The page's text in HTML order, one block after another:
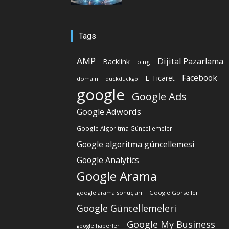
Tags
AMP Backlink bing Dijital Pazarlama
domain duckduckgo E-Ticaret Facebook
google Google Ads
Google Adwords
Google Algoritma Güncellemeleri
Google algoritma güncellemesi
Google Analytics
Google Arama
google arama sonuçları Google Görseller
Google Güncellemeleri
google haberler Google My Business